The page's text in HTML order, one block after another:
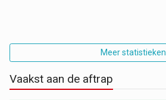
Meer statistieken
Vaakst aan de aftrap